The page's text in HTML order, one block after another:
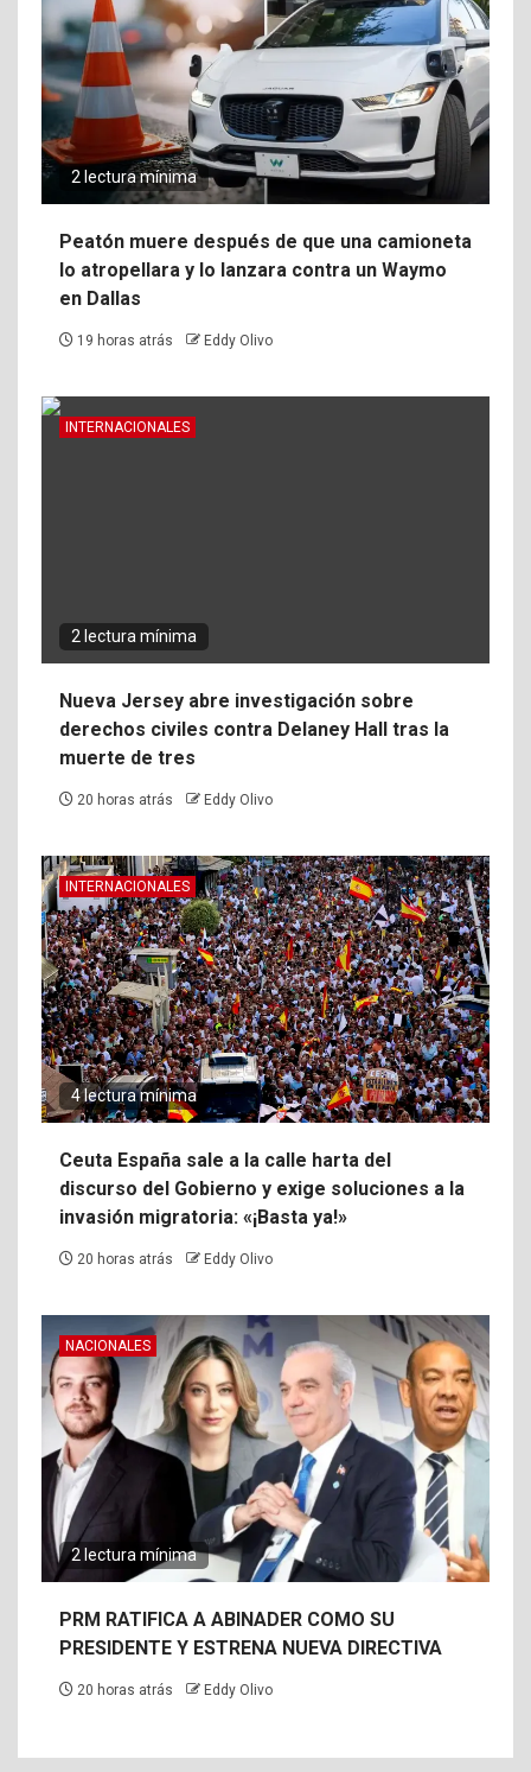
2 lectura mínima
Peatón muere después de que una camioneta
lo atropellara y lo lanzara contra un Waymo
en Dallas
19 horas atrás Eddy Olivo
INTERNACIONALES
2 lectura mínima
Nueva Jersey abre investigación sobre
derechos civiles contra Delaney Hall tras la
muerte de tres
20 horas atrás Eddy Olivo
INTERNACIONALES
4 lectura mínima
Ceuta España sale a la calle harta del
discurso del Gobierno y exige soluciones a la
invasión migratoria: «¡Basta ya!»
20 horas atrás Eddy Olivo
NACIONALES
2 lectura mínima
PRM RATIFICA A ABINADER COMO SU
PRESIDENTE Y ESTRENA NUEVA DIRECTIVA
20 horas atrás Eddy Olivo